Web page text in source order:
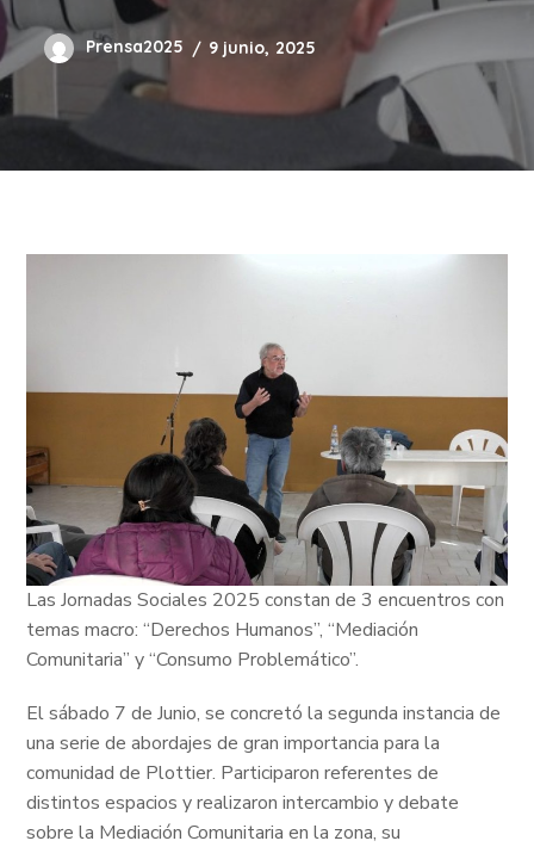
Prensa2025 9 junio, 2025
Las Jornadas Sociales 2025 constan de 3 encuentros con
temas macro: “Derechos Humanos”, “Mediación
Comunitaria” y “Consumo Problemático”.
El sábado 7 de Junio, se concretó la segunda instancia de
una serie de abordajes de gran importancia para la
comunidad de Plottier. Participaron referentes de
distintos espacios y realizaron intercambio y debate
sobre la Mediación Comunitaria en la zona, su